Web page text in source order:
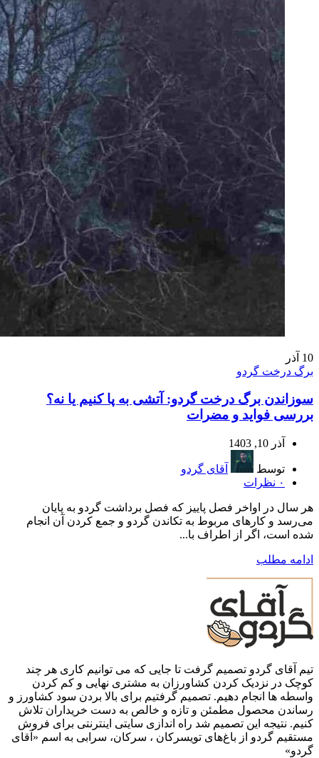
10 آذر
برگ درخت گردو
سوزاندن برگ درخت گردو: آتشی به پا کنیم یا نه؟
بررسی فواید و مضرات
آذر 10, 1403
توسط
آقای گردو
۰ نظرات
هر سال در اواخر فصل پاییز که فصل برداشت گردو به پایان
می‌رسد و کارهای مربوط به تکاندن گردو و جمع کردن آن انجام
شده است، اگر از اطراف با...
ادامه مطلب
تیم آقای گردو تصمیم گرفت تا جایی که می توانیم کاری هر چند
کوچک در نزدیک کردن کشاورزان به مشتری نهایی و کم کردن
واسطه ها انجام دهیم. تصمیم گرفتیم برای بالا بردن سود کشاورز و
رساندن محصول مطمئن و تازه و خالص به دست خریداران تلاش
کنیم. نتیجه این تصمیم شد راه اندازی سایتی اینترنتی برای فروش
مستقیم گردو از باغ‌های تویسرکان ، سرکان، سرابی به اسم «آقای
گردو»